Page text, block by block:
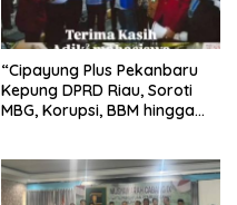
“Cipayung Plus Pekanbaru
Kepung DPRD Riau, Soroti
MBG, Korupsi, BBM hingga